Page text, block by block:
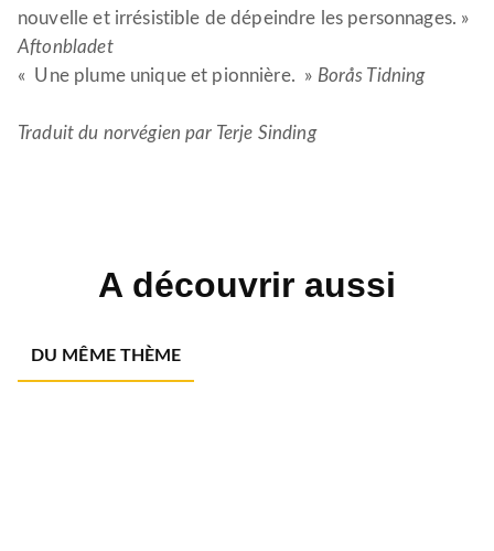
nouvelle et irrésistible de dépeindre les personnages. »
Aftonbladet
« Une plume unique et pionnière. » Borås Tidning
Traduit du norvégien par Terje Sinding
A découvrir aussi
DU MÊME THÈME